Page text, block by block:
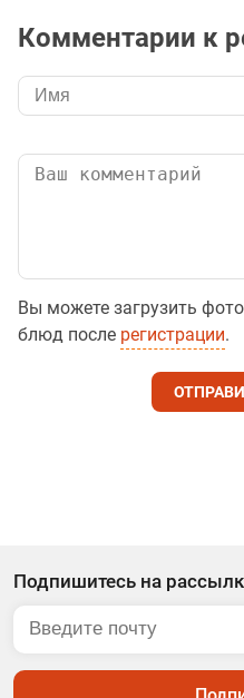
Комментарии к
Вы можете загрузить
блюд после регистрации.
Подпишитесь на